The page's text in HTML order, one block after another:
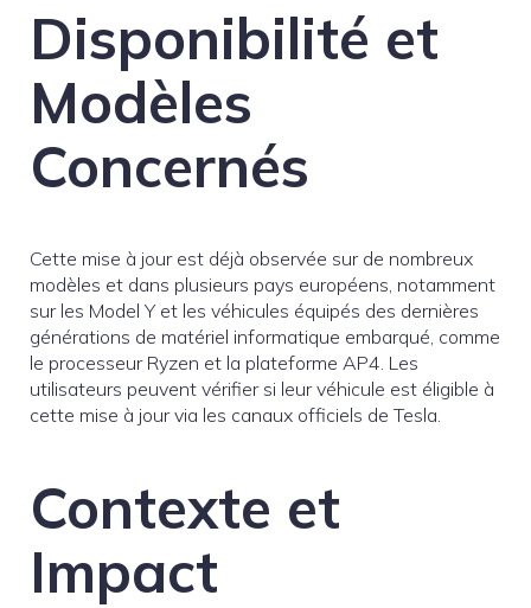
Disponibilité et
Modèles
Concernés
Cette mise à jour est déjà observée sur de nombreux
modèles et dans plusieurs pays européens, notamment
sur les Model Y et les véhicules équipés des dernières
générations de matériel informatique embarqué, comme
le processeur Ryzen et la plateforme AP4. Les
utilisateurs peuvent vérifier si leur véhicule est éligible à
cette mise à jour via les canaux officiels de Tesla.
Contexte et
Impact